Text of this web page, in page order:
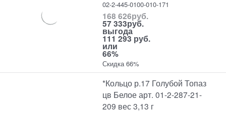
02-2-445-0100-010-171
168 626руб.
57 333руб.
выгода
111 293 руб.
или
66%
Скидка 66%
*Кольцо р.17 Голубой Топаз
цв Белое арт. 01-2-287-21-
209 вес 3,13 г